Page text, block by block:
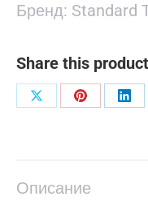
Бренд: Standard
Share this product
Поделиться
Описание